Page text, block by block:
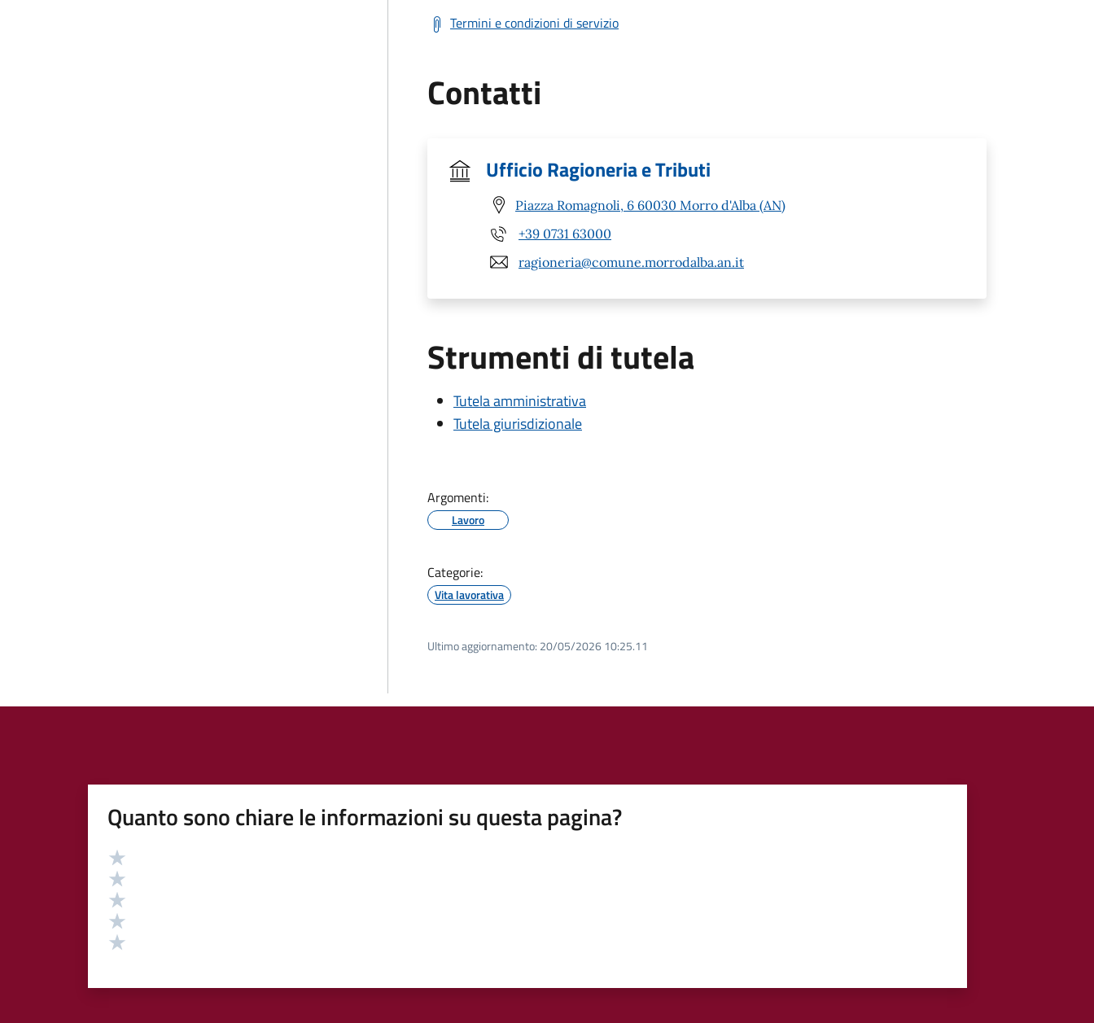
Termini e condizioni di servizio
Contatti
Ufficio Ragioneria e Tributi
Piazza Romagnoli, 6 60030 Morro d'Alba (AN)
+39 0731 63000
ragioneria@comune.morrodalba.an.it
Strumenti di tutela
Tutela amministrativa
Tutela giurisdizionale
Argomenti:
Lavoro
Categorie:
Vita lavorativa
Ultimo aggiornamento: 20/05/2026 10:25.11
Quanto sono chiare le informazioni su questa pagina?
Valutazione